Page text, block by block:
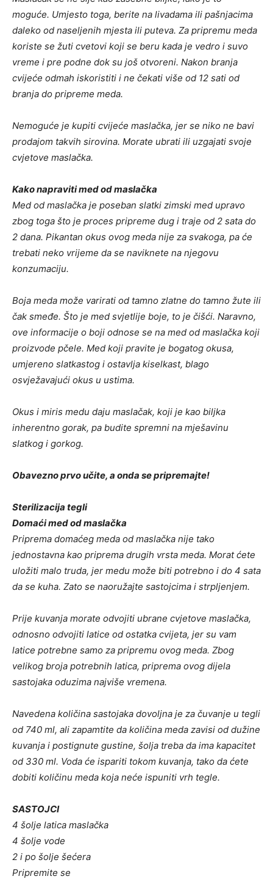
moguće. Umjesto toga, berite na livadama ili pašnjacima
daleko od naseljenih mjesta ili puteva. Za pripremu meda
koriste se žuti cvetovi koji se beru kada je vedro i suvo
vreme i pre podne dok su još otvoreni. Nakon branja
cvijeće odmah iskoristiti i ne čekati više od 12 sati od
branja do pripreme meda.
Nemoguće je kupiti cvijeće maslačka, jer se niko ne bavi
prodajom takvih sirovina. Morate ubrati ili uzgajati svoje
cvjetove maslačka.
Kako napraviti med od maslačka
Med od maslačka je poseban slatki zimski med upravo
zbog toga što je proces pripreme dug i traje od 2 sata do
2 dana. Pikantan okus ovog meda nije za svakoga, pa će
trebati neko vrijeme da se naviknete na njegovu
konzumaciju.
Boja meda može varirati od tamno zlatne do tamno žute ili
čak smeđe. Što je med svjetlije boje, to je čišći. Naravno,
ove informacije o boji odnose se na med od maslačka koji
proizvode pčele. Med koji pravite je bogatog okusa,
umjereno slatkastog i ostavlja kiselkast, blago
osvježavajući okus u ustima.
Okus i miris medu daju maslačak, koji je kao biljka
inherentno gorak, pa budite spremni na mješavinu
slatkog i gorkog.
Obavezno prvo učite, a onda se pripremajte!
Sterilizacija tegli
Domaći med od maslačka
Priprema domaćeg meda od maslačka nije tako
jednostavna kao priprema drugih vrsta meda. Morat ćete
uložiti malo truda, jer medu može biti potrebno i do 4 sata
da se kuha. Zato se naoružajte sastojcima i strpljenjem.
Prije kuvanja morate odvojiti ubrane cvjetove maslačka,
odnosno odvojiti latice od ostatka cvijeta, jer su vam
latice potrebne samo za pripremu ovog meda. Zbog
velikog broja potrebnih latica, priprema ovog dijela
sastojaka oduzima najviše vremena.
Navedena količina sastojaka dovoljna je za čuvanje u tegli
od 740 ml, ali zapamtite da količina meda zavisi od dužine
kuvanja i postignute gustine, šolja treba da ima kapacitet
od 330 ml. Voda će ispariti tokom kuvanja, tako da ćete
dobiti količinu meda koja neće ispuniti vrh tegle.
SASTOJCI
4 šolje latica maslačka
4 šolje vode
2 i po šolje šećera
Pripremite se